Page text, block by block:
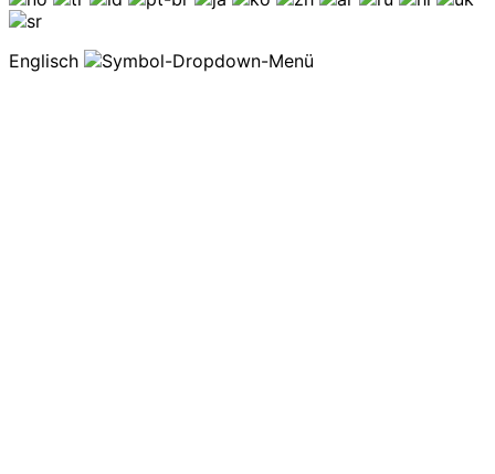
Englisch